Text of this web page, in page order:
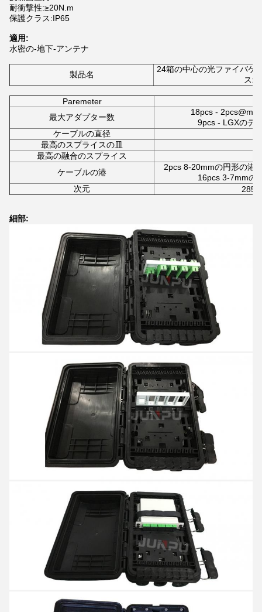
耐衝撃性:≥20N.m
保護クラス:IP65
適用:
水密の-地下-アンテナ
製品名
24箱の中心の光ファイバケ
ス
Paremeter
最大アダプター数
18pcs -
9pcs - LGXのデ
ケーブルの直径
最高のスプライスの皿
最高の融合のスプライス
ケーブルの港
2pcs 8-20mmの円形の港
16pcs 3-7mmの
次元
細部: